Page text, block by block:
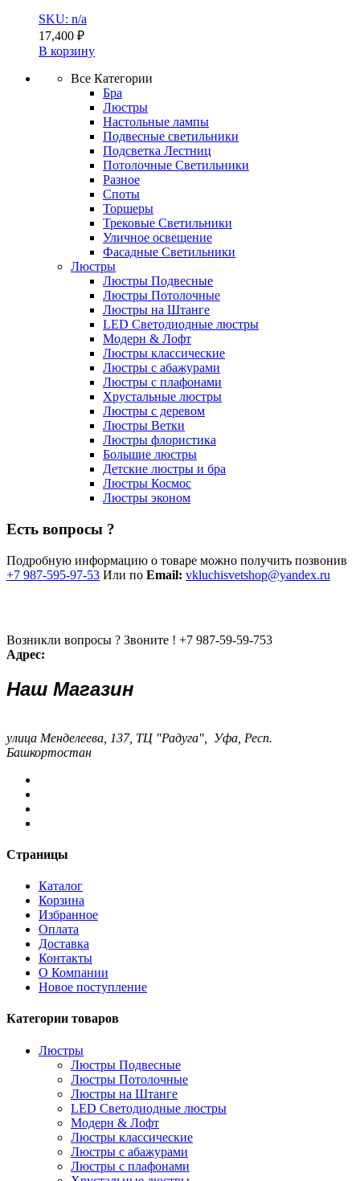
SKU: n/a
17,400 ₽
В корзину
Все Категории
Бра
Люстры
Настольные лампы
Подвесные светильники
Подсветка Лестниц
Потолочные Светильники
Разное
Споты
Торшеры
Трековые Светильники
Уличное освещение
Фасадные Светильники
Люстры
Люстры Подвесные
Люстры Потолочные
Люстры на Штанге
LED Светодиодные люстры
Модерн & Лофт
Люстры классические
Люстры с абажурами
Люстры с плафонами
Хрустальные люстры
Люстры с деревом
Люстры Ветки
Люстры флористика
Большие люстры
Детские люстры и бра
Люстры Космос
Люстры эконом
Есть вопросы ?
Подробную информацию о товаре можно получить позвонив
+7 987-595-97-53 Или по Email: vkluchisvetshop@yandex.ru
Возникли вопросы ? Звоните ! +7 987-59-59-753
Адрес:
Наш Магазин
улица Менделеева, 137, ТЦ "Радуга", Уфа, Респ.
Башкортостан
Страницы
Каталог
Корзина
Избранное
Оплата
Доставка
Контакты
О Компании
Новое поступление
Категории товаров
Люстры
Люстры Подвесные
Люстры Потолочные
Люстры на Штанге
LED Светодиодные люстры
Модерн & Лофт
Люстры классические
Люстры с абажурами
Люстры с плафонами